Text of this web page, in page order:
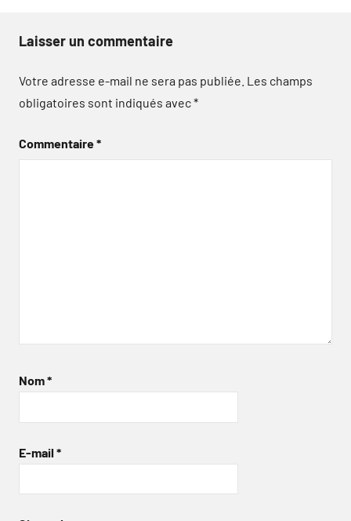
Laisser un commentaire
Votre adresse e-mail ne sera pas publiée. Les champs
obligatoires sont indiqués avec*
Commentaire*
Nom*
E-mail *